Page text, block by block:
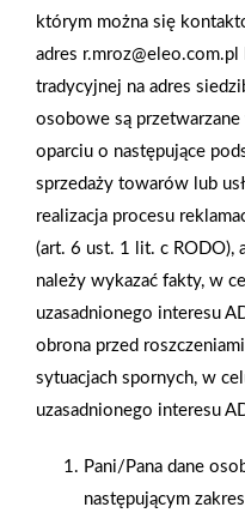
Grupa PSB Handel S.A.
gra z WOŚP. Powstała
którym można się
adres
tradycyjnej na adres
osobowe są
oparciu o następujące
sprzedaży towarów lub
realizacja procesu
(art. 6 ust. 1 lit. c RODO),
należy wykazać fakty, w
uzasadnionego interesu
obrona przed
sytuacjach spornych, w
uzasadnionego interesu
Pani/Pana dane
następującym